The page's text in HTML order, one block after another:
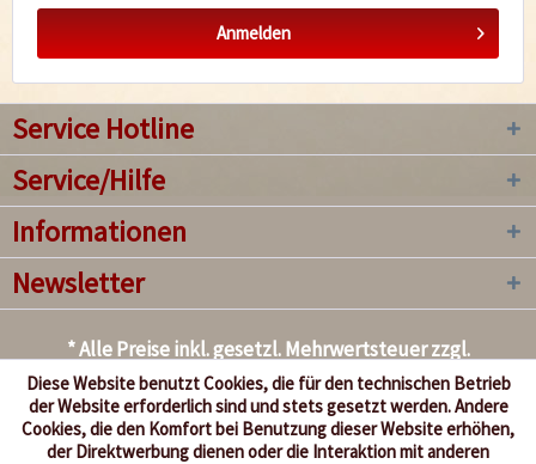
Anmelden
Service Hotline
Service/Hilfe
Informationen
Newsletter
* Alle Preise inkl. gesetzl. Mehrwertsteuer zzgl.
Versandkosten, wenn nicht anders beschrieben
Kontakt
Versand und Zahlungsbedingungen
Diese Website benutzt Cookies, die für den technischen Betrieb
der Website erforderlich sind und stets gesetzt werden. Andere
Cookies, die den Komfort bei Benutzung dieser Website erhöhen,
der Direktwerbung dienen oder die Interaktion mit anderen